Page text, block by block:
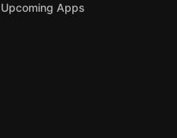
Upcoming Apps